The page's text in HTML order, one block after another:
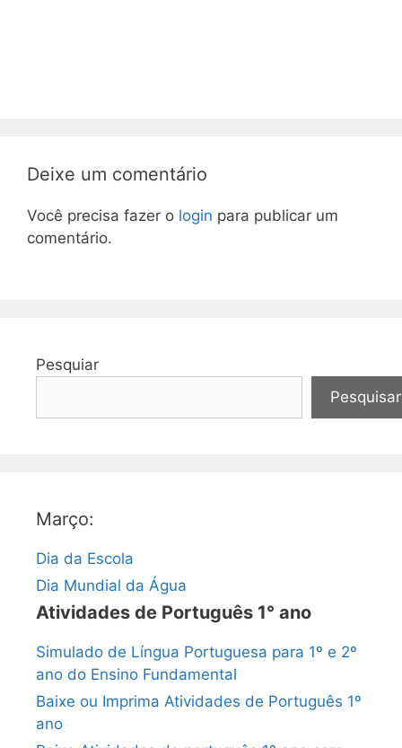
Deixe um comentário
Você precisa fazer o login para publicar um
comentário.
Pesquiar
Pesquisar
Março:
Dia da Escola
Dia Mundial da Água
Atividades de Português 1° ano
Simulado de Língua Portuguesa para 1º e 2º
ano do Ensino Fundamental
Baixe ou Imprima Atividades de Português 1º
ano